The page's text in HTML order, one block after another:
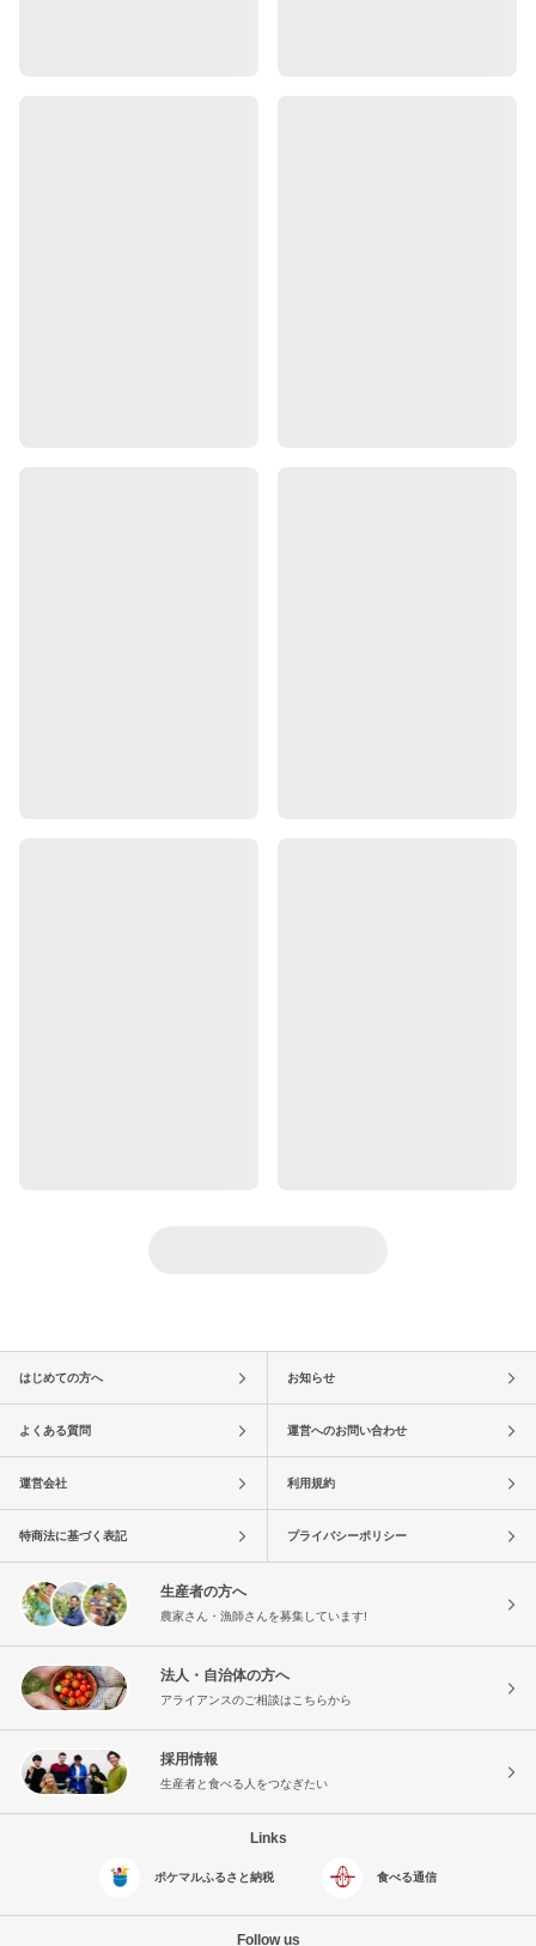
はじめての方へ お知らせ
よくある質問 運営へのお問い合わせ
運営会社 利用規約
特商法に基づく表記 プライバシーポリシー
生産者の方へ
農家さん・漁師さんを募集しています!
法人・自治体の方へ
アライアンスのご相談はこちらから
採用情報
生産者と食べる人をつなぎたい
Links
ポケマルふるさと納税 食べる通信
Follow us